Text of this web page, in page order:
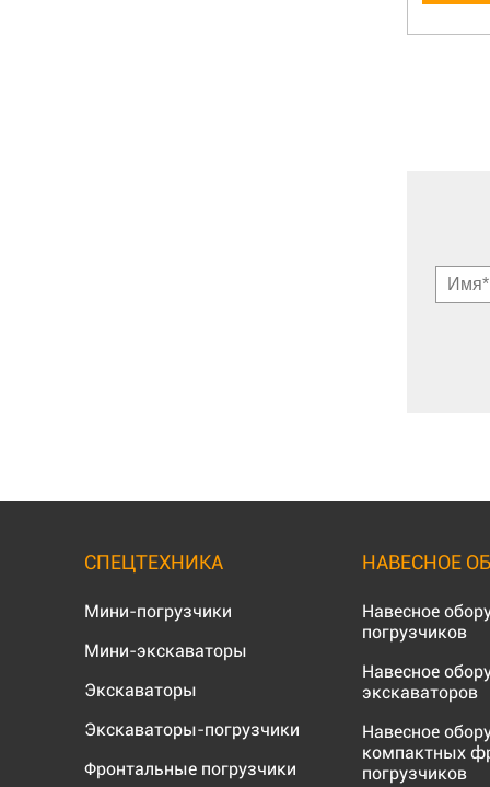
СПЕЦТЕХНИКА
Мини-погрузчики
Мини-экскаваторы
Экскаваторы
Экскаваторы-погрузчики
Фронтальные погрузчики
НАВЕСНОЕ
Навесное
погрузчиков
Навесное
экскаваторов
Навесное
компактных
погрузчиков